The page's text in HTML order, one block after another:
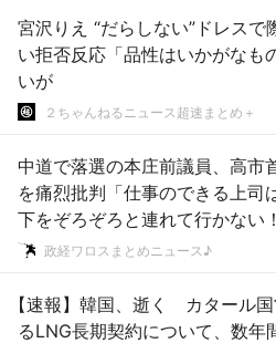
宮沢りえ “だらしない”ドレスで
い拒否反応「品性はいかがなものか」 | 刺青はど
いが
２ちゃんねるニュース超速まとめ＋
中道で落選の本庄前議員、高市
を痛烈批判「仕事のできる上司
下をぞろぞろと連れて行かない
政経ワロスまとめニュース♪
【速報】韓国、逝く カタール
るLNG長期契約について、数年